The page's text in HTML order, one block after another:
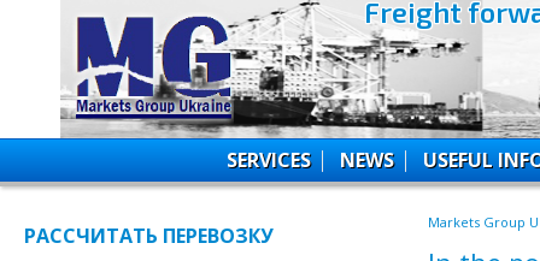
Freight
SERVICES NEWS USEFUL
Markets Group
РАССЧИТАТЬ ПЕРЕВОЗКУ